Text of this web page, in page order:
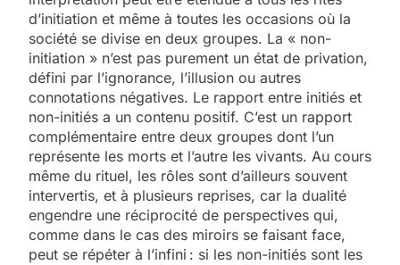
d’initiation et même à toutes les occasions où la
société se divise en deux groupes. La « non-
initiation » n’est pas purement un état de privation,
défini par l’ignorance, l’illusion ou autres
connotations négatives. Le rapport entre initiés et
non-initiés a un contenu positif. C’est un rapport
complémentaire entre deux groupes dont l’un
représente les morts et l’autre les vivants. Au cours
même du rituel, les rôles sont d’ailleurs souvent
intervertis, et à plusieurs reprises, car la dualité
engendre une réciprocité de perspectives qui,
comme dans le cas des miroirs se faisant face,
peut se répéter à l’infini : si les non-initiés sont les